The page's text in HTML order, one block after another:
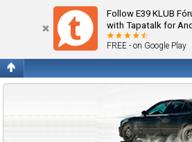
Follow E39 KLUB
with Tapatalk for
FREE - on Google Play
Egyedi EXTRÁK programozása az